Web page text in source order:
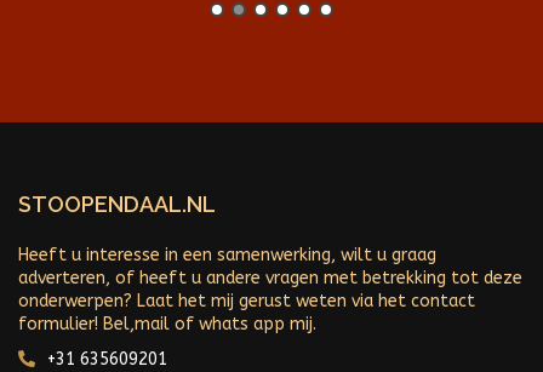
STOOPENDAAL.NL
Heeft u interesse in een samenwerking, wilt u graag
adverteren, of heeft u andere vragen met betrekking tot deze
onderwerpen? Laat het mij gerust weten via het contact
formulier! Bel,mail of whats app mij.
+31 635609201